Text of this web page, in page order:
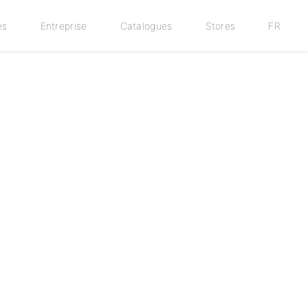
Entreprise Catalogues Stores FR